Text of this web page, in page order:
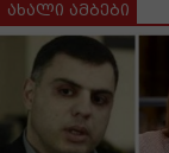
ახალი ამბები